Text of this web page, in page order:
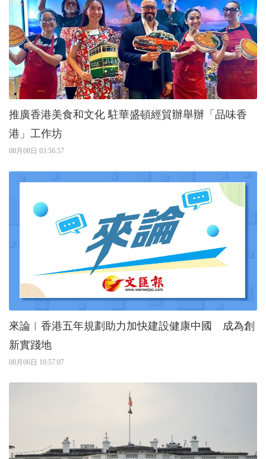
推廣香港美食和文化 駐華盛頓經貿辦舉辦「品味香
港」工作坊
08月08日 03:56:57
來論︱香港五年規劃助力加快建設健康中國 成為創
新實踐地
08月06日 10:57:07